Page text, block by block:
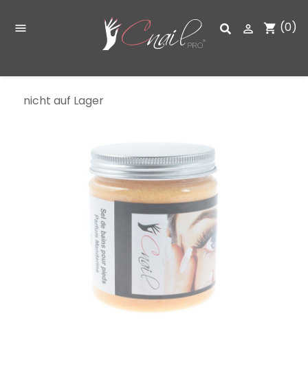
 shopping_cart (0)

nicht auf Lager